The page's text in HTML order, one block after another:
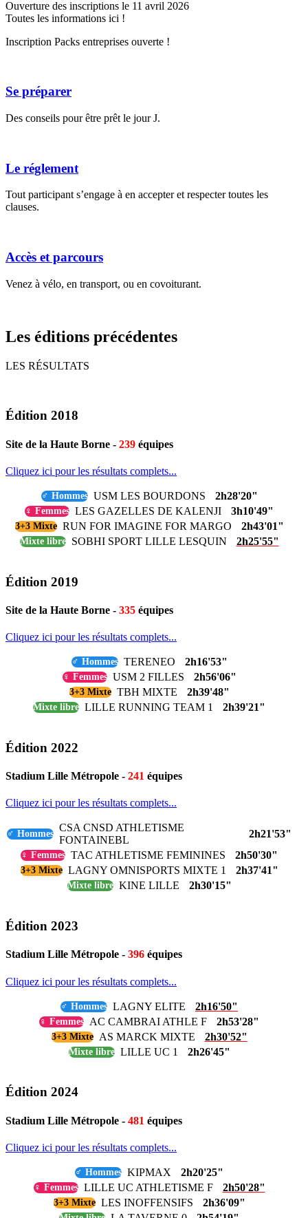
Ouverture des inscriptions le 11 avril 2026
Toutes les informations ici !
Inscription Packs entreprises ouverte !
Se préparer
Des conseils pour être prêt le jour J.
Le réglement
Tout participant s’engage à en accepter et respecter toutes les
clauses.
Accès et parcours
Venez à vélo, en transport, ou en covoiturant.
Les éditions précédentes
LES RÉSULTATS
Édition 2018
Site de la Haute Borne - 239 équipes
Cliquez ici pour les résultats complets...
♂ Hommes USM LES BOURDONS 2h28'20"
♀ Femmes LES GAZELLES DE KALENJI 3h10'49"
3+3 Mixte RUN FOR IMAGINE FOR MARGO 2h43'01"
Mixte libre SOBHI SPORT LILLE LESQUIN 2h25'55"
Édition 2019
Site de la Haute Borne - 335 équipes
Cliquez ici pour les résultats complets...
♂ Hommes TERENEO 2h16'53"
♀ Femmes USM 2 FILLES 2h56'06"
3+3 Mixte TBH MIXTE 2h39'48"
Mixte libre LILLE RUNNING TEAM 1 2h39'21"
Édition 2022
Stadium Lille Métropole - 241 équipes
Cliquez ici pour les résultats complets...
♂ Hommes
CSA CNSD ATHLETISME
FONTAINEBL
2h21'53"
♀ Femmes TAC ATHLETISME FEMININES 2h50'30"
3+3 Mixte LAGNY OMNISPORTS MIXTE 1 2h37'41"
Mixte libre KINE LILLE 2h30'15"
Édition 2023
Stadium Lille Métropole - 396 équipes
Cliquez ici pour les résultats complets...
♂ Hommes LAGNY ELITE 2h16'50"
♀ Femmes AC CAMBRAI ATHLE F 2h53'28"
3+3 Mixte AS MARCK MIXTE 2h30'52"
Mixte libre LILLE UC 1 2h26'45"
Édition 2024
Stadium Lille Métropole - 481 équipes
Cliquez ici pour les résultats complets...
♂ Hommes KIPMAX 2h20'25"
♀ Femmes LILLE UC ATHLETISME F 2h50'28"
3+3 Mixte LES INOFFENSIFS 2h36'09"